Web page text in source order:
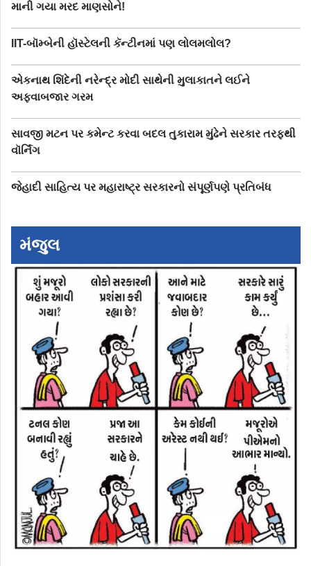
માની ગયા મરદ માણસોને!
IIT-બૉમ્બેની હૉસ્ટેલની કૅન્ટીનમાં પણ લોલમલોલ?
એકનાથ શિંદેની નરેન્દ્ર મોદી સાથેની મુલાકાતને લઈને
અફવાબજાર ગરમ
સાવજી મટન પર કમેન્ટ કરવા બદલ તુકારામ મુંઢેને સરકાર તરફથી
વૉર્નિંગ
જેહાદી સાહિત્ય પર મહારાષ્ટ્ર સરકારનો સંપૂર્ણપણે પ્રતિબંધ
મંજુલ